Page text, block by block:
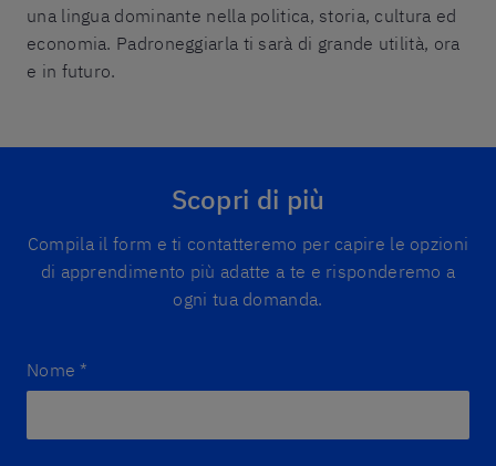
una lingua dominante nella politica, storia, cultura ed
economia. Padroneggiarla ti sarà di grande utilità, ora
e in futuro.
Scopri di più
Compila il form e ti contatteremo per capire le opzioni
di apprendimento più adatte a te e risponderemo a
ogni tua domanda.
Nome *